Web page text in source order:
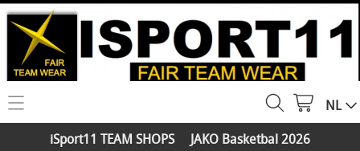
HOME
NL
iSport11 TEAM SHOPS
JAKO Basketbal 2026